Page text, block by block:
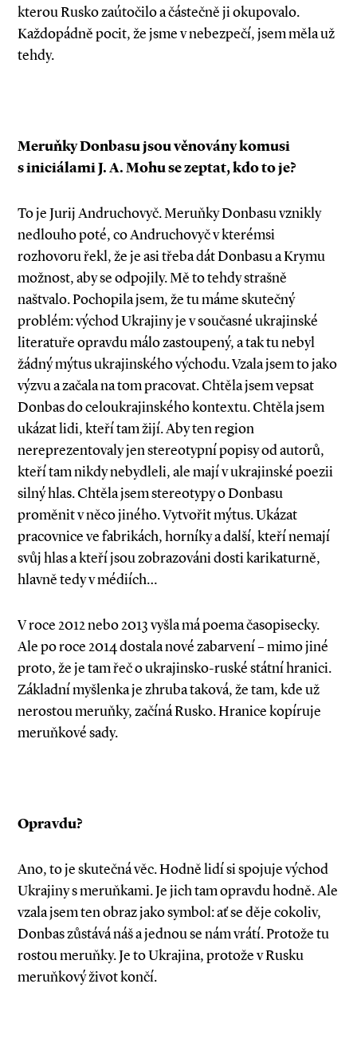
kterou Rusko zaútočilo a částečně ji okupovalo.
Každopádně pocit, že jsme v nebezpečí, jsem měla už
tehdy.
Meruňky Donbasu jsou věnovány komusi
s iniciálami J. A. Mohu se zeptat, kdo to je?
To je Jurij Andruchovyč. Meruňky Donbasu vznikly
nedlouho poté, co Andruchovyč v kterémsi
rozhovoru řekl, že je asi třeba dát Donbasu a Krymu
možnost, aby se odpojily. Mě to tehdy strašně
naštvalo. Pochopila jsem, že tu máme skutečný
problém: východ Ukrajiny je v současné ukrajinské
literatuře opravdu málo zastoupený, a tak tu nebyl
žádný mýtus ukrajinského východu. Vzala jsem to jako
výzvu a začala na tom pracovat. Chtěla jsem vepsat
Donbas do celoukrajinského kontextu. Chtěla jsem
ukázat lidi, kteří tam žijí. Aby ten re­gion
nereprezentovaly jen stereotypní popisy od autorů,
kteří tam nikdy nebydleli, ale mají v ukrajinské poezii
silný hlas. Chtěla jsem stereotypy o Donbasu
proměnit v něco jiného. Vytvořit mýtus. Ukázat
pracovnice ve fabrikách, horníky a další, kteří nemají
svůj hlas a kteří jsou zobrazováni dosti karikaturně,
hlavně tedy v médiích…
V roce 2012 nebo 2013 vyšla má poema časopisecky.
Ale po roce 2014 dostala nové zabarvení – mimo jiné
proto, že je tam řeč o ukrajinsko­-ruské státní hranici.
Základní myšlenka je zhruba taková, že tam, kde už
nerostou meruňky, začíná Rusko. Hranice kopíruje
meruňkové sady.
Opravdu?
Ano, to je skutečná věc. Hodně lidí si spojuje východ
Ukrajiny s meruňkami. Je jich tam opravdu hodně. Ale
vzala jsem ten obraz jako symbol: ať se děje cokoliv,
Donbas zůstává náš a jednou se nám vrátí. Protože tu
rostou meruňky. Je to Ukrajina, protože v Rusku
meruňkový život končí.